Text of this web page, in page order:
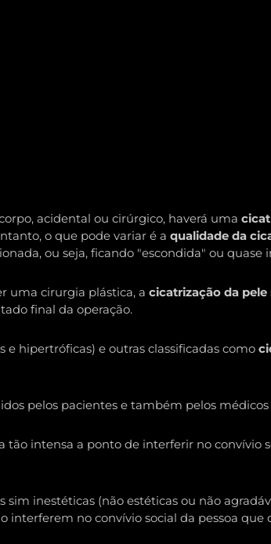
acidental ou cirúrgico, haverá uma
o que pode variar é a qualidade da
ou seja, ficando "escondida" ou quase
uma cirurgia plástica, a cicatrização da pele
final da operação.
e hipertróficas) e outras classificadas como
pelos pacientes e também pelos
intensa a ponto de interferir no convívio
inestéticas (não estéticas ou não
interferem no convívio social da pessoa